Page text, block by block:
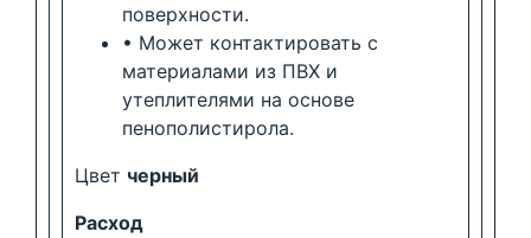
поверхности.
• Может контактировать с
материалами из ПВХ и
утеплителями на основе
пенополистирола.
Цвет черный
Расход